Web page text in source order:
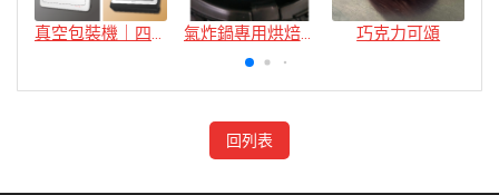
真空包裝機｜四款 氣炸鍋專用烘焙紙 巧克力可頌
回列表